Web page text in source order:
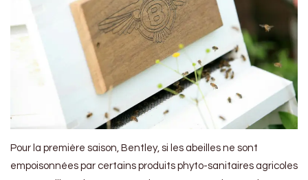
Pour la première saison, Bentley, si les abeilles ne sont
empoisonnées par certains produits phyto-sanitaires agricoles